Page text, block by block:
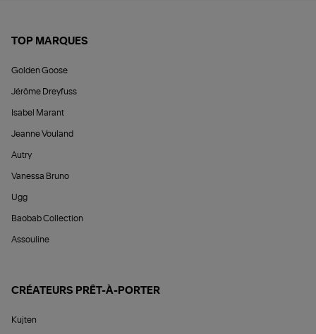
TOP MARQUES
Golden Goose
Jérôme Dreyfuss
Isabel Marant
Jeanne Vouland
Autry
Vanessa Bruno
Ugg
Baobab Collection
Assouline
CRÉATEURS PRÊT-À-PORTER
Kujten